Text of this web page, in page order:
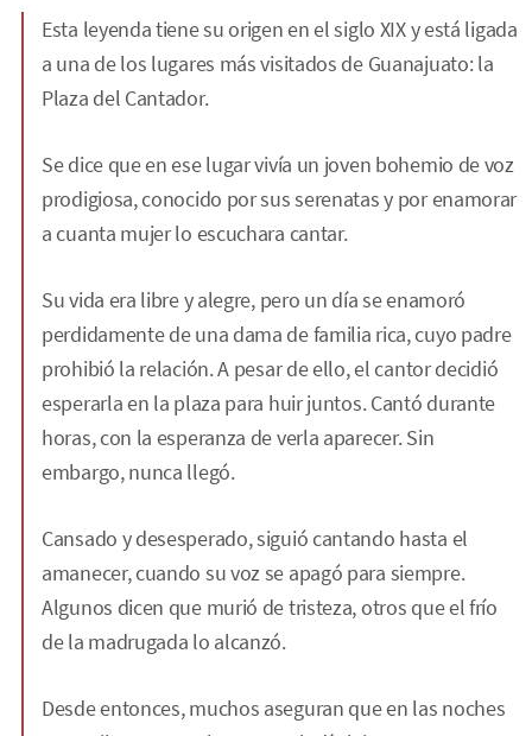
Esta leyenda tiene su origen en el siglo XIX y está ligada
a una de los lugares más visitados de Guanajuato: la
Plaza del Cantador.
Se dice que en ese lugar vivía un joven bohemio de voz
prodigiosa, conocido por sus serenatas y por enamorar
a cuanta mujer lo escuchara cantar.
Su vida era libre y alegre, pero un día se enamoró
perdidamente de una dama de familia rica, cuyo padre
prohibió la relación. A pesar de ello, el cantor decidió
esperarla en la plaza para huir juntos. Cantó durante
horas, con la esperanza de verla aparecer. Sin
embargo, nunca llegó.
Cansado y desesperado, siguió cantando hasta el
amanecer, cuando su voz se apagó para siempre.
Algunos dicen que murió de tristeza, otros que el frío
de la madrugada lo alcanzó.
Desde entonces, muchos aseguran que en las noches